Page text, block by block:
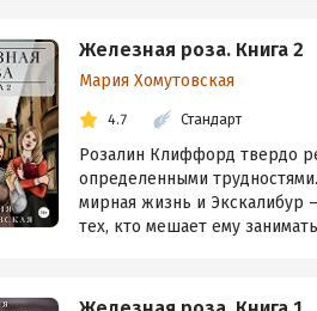
Железная роза. Книга 2
Мария Хомутовская
4.7 Стандарт
Розалин Клиффорд твердо
определенными
мирная жизнь и Экскалибур
тех, кто мешает ему